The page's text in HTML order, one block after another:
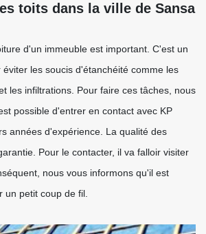
toits dans la ville de Sansa
d'un immeuble est important. C'est un
les soucis d'étanchéité comme les
les infiltrations. Pour faire ces tâches, nous
possible d'entrer en contact avec KP
années d'expérience. La qualité des
Pour le contacter, il va falloir visiter
nous vous informons qu'il est
un petit coup de fil.